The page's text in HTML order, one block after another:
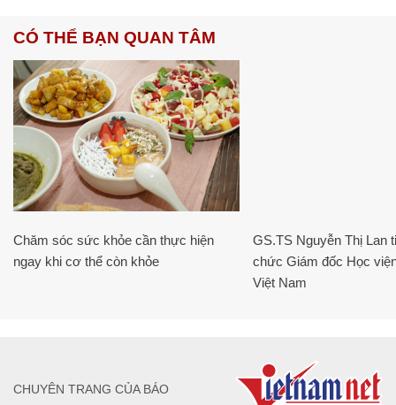
CÓ THỂ BẠN QUAN TÂM
Chăm sóc sức khỏe cần thực hiện
ngay khi cơ thể còn khỏe
GS.TS Nguyễn Thị Lan
chức Giám đốc Học
Việt Nam
CHUYÊN TRANG CỦA BÁO